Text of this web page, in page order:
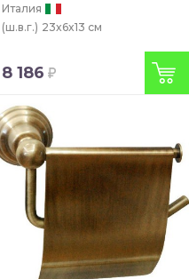
Италия
(ш.в.г.) 23x6x13 см
8 186